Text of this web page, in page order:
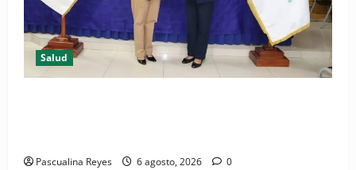
Salud
Pascualina Reyes 6 agosto, 2026 0